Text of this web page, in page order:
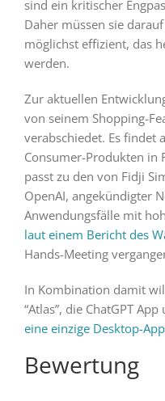
sind ein kritischer
Daher müssen sie
möglichst effizient, das
werden.
Zur aktuellen
von seinem Shopping-
verabschiedet. Es findet
Consumer-Produkten in
passt zu den von Fidji
OpenAI, angekündigter
Anwendungsfälle mit
laut einem Bericht des
Hands-Meeting
In Kombination damit
“Atlas”, die ChatGPT
eine einzige Desktop-
Bewertung